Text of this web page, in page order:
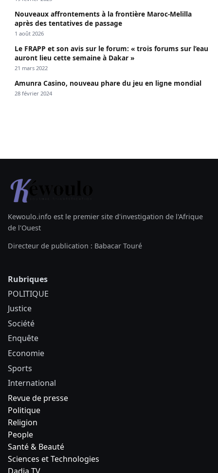
Nouveaux affrontements à la frontière Maroc-Melilla
après des tentatives de passage
1 août 2026
Le FRAPP et son avis sur le forum: « trois forums sur l’eau
auront lieu cette semaine à Dakar »
21 mars 2022
Amunra Casino, nouveau phare du jeu en ligne mondial
28 février 2024
Kewoulo.info est le premier site d'investigation de l'Afrique
de l'Ouest
Directeur de publication : Babacar Touré
Rubriques
POLITIQUE
Justice
Société
Enquête
Economie
Sports
International
Revue de presse
Politique
Religion
People
Santé & Beauté
Sciences et Technologies